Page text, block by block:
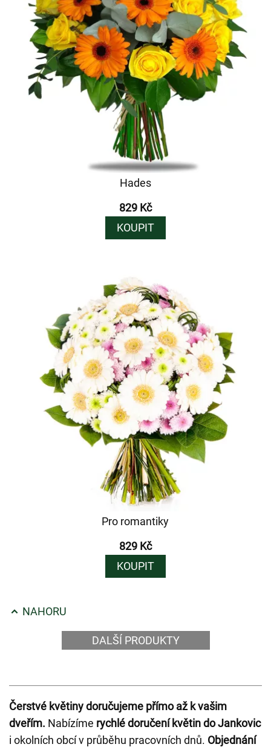
Hades
829 Kč
KOUPIT
Pro romantiky
829 Kč
KOUPIT
NAHORU
DALŠÍ PRODUKTY
Čerstvé květiny doručujeme přímo až k vašim
dveřím. Nabízíme rychlé doručení květin do Jankovic
i okolních obcí v průběhu pracovních dnů. Objednání